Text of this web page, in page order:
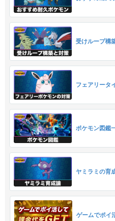
受けループ構
フェアリータ
ポケモン図鑑
ヤミラミの育
ゲームでポイ